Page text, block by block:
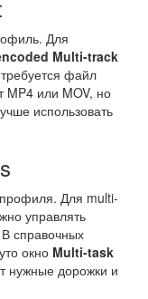
Для
Multi-track
файл
MP4 или MOV, но
использовать
Для multi-
управлять
справочных
окно Multi-task
нужные дорожки и